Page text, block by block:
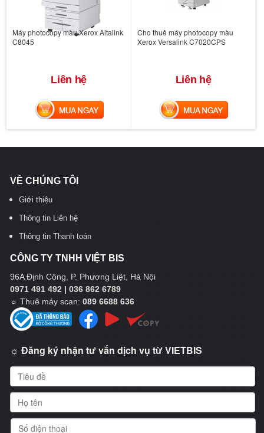
Máy photocopy màu Xerox Altalink
C8045
Liên hệ
MUA NGAY
Cho thuê máy photocopy màu
Xerox Versalink C7020CPS
Liên hệ
MUA NGAY
VỀ CHÚNG TÔI
Giới thiệu
Thông tin Liên hệ
Thông tin Thanh toán
CÔNG TY TNHH VIỆT BIS
96A Định Công, P. Phương Liệt, Hà Nội
0971 491 492 | 036 862 6789
☼ Thuê máy scan: 089 6688 636
☼ Đăng ký nhận tư vấn dịch vụ từ VIETBIS